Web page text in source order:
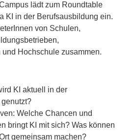
lädt zum Roundtable
KI in der Berufsausbildung ein.
von Schulen,
und Hochschule zusammen.
KI aktuell in der
Welche Chancen und
bringt KI mit sich? Was können
gemeinsam machen?